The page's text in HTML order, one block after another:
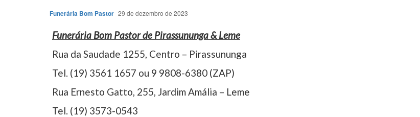
Funerária Bom Pastor 29 de dezembro de 2023
Funerária Bom Pastor de Pirassununga & Leme
Rua da Saudade 1255, Centro – Pirassununga
Tel. (19) 3561 1657 ou 9 9808-6380 (ZAP)
Rua Ernesto Gatto, 255, Jardim Amália – Leme
Tel. (19) 3573-0543